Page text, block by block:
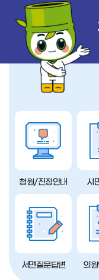
청원/진정안내 시
서면질문답변 의